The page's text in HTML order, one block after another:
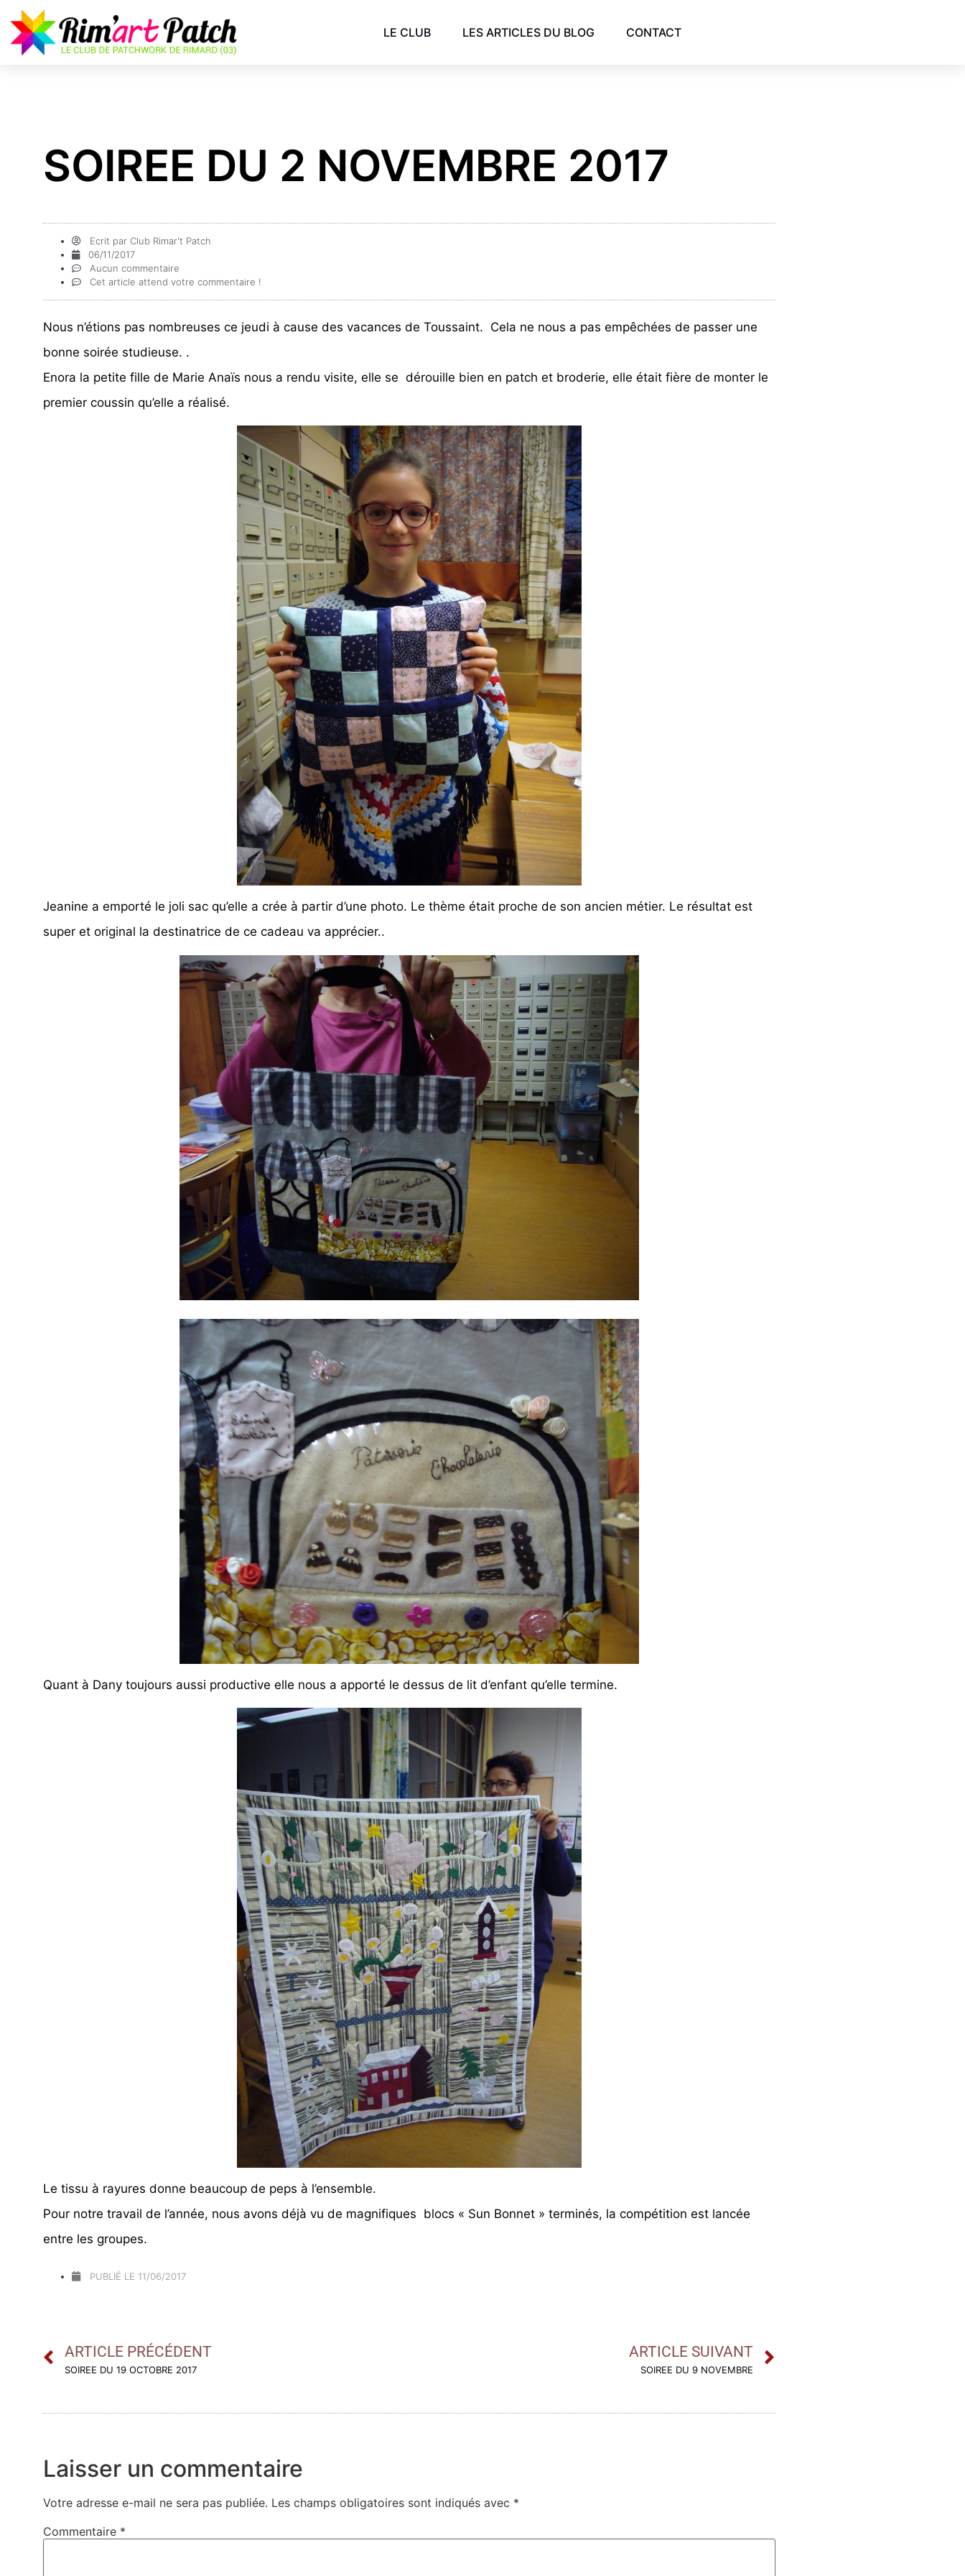
LE CLUB LES ARTICLES DU BLOG CONTACT
SOIREE DU 2 NOVEMBRE 2017
Ecrit par Club Rimar't Patch
06/11/2017
Aucun commentaire
Cet article attend votre commentaire !
Nous n’étions pas nombreuses ce jeudi à cause des vacances de Toussaint. Cela ne nous a pas empêchées de passer une
bonne soirée studieuse. .
Enora la petite fille de Marie Anaïs nous a rendu visite, elle se dérouille bien en patch et broderie, elle était fière de monter le
premier coussin qu’elle a réalisé.
Jeanine a emporté le joli sac qu’elle a crée à partir d’une photo. Le thème était proche de son ancien métier. Le résultat est
super et original la destinatrice de ce cadeau va apprécier..
Quant à Dany toujours aussi productive elle nous a apporté le dessus de lit d’enfant qu’elle termine.
Le tissu à rayures donne beaucoup de peps à l’ensemble.
Pour notre travail de l’année, nous avons déjà vu de magnifiques blocs « Sun Bonnet » terminés, la compétition est lancée
entre les groupes.
PUBLIÉ LE 11/06/2017
ARTICLE PRÉCÉDENT
SOIREE DU 19 OCTOBRE 2017
ARTICLE SUIVANT
SOIREE DU 9 NOVEMBRE
Laisser un commentaire
Votre adresse e-mail ne sera pas publiée. Les champs obligatoires sont indiqués avec *
Commentaire *